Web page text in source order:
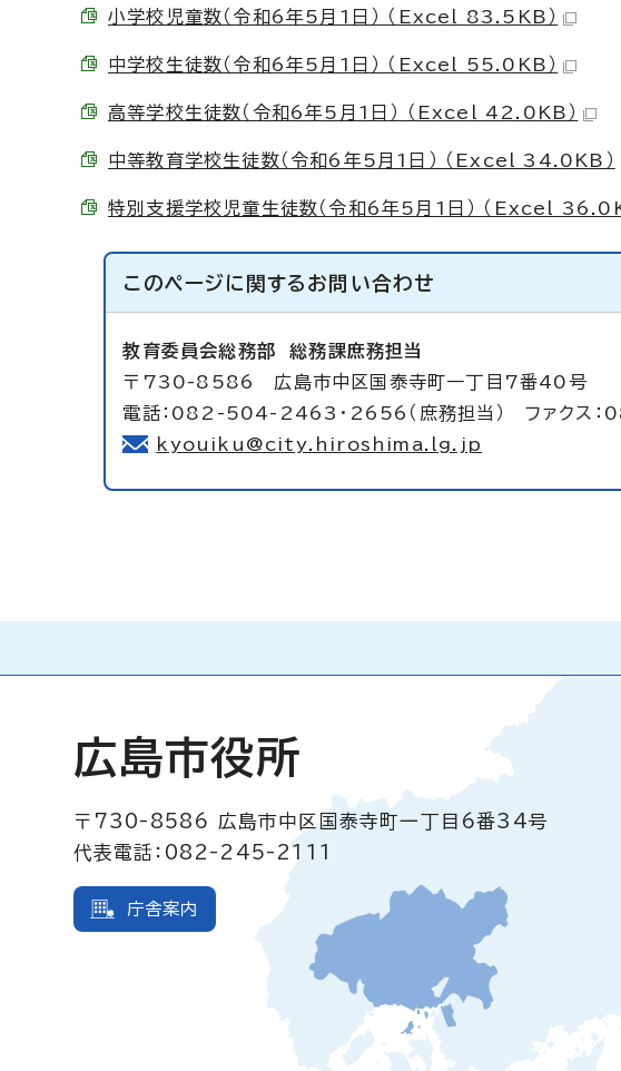
小学校児童数（令和6年5月1日） （Excel 83.5KB）
中学校生徒数（令和6年5月1日） （Excel 55.0KB）
高等学校生徒数（令和6年5月1日） （Excel 42.0KB）
中等教育学校生徒数（令和6年5月1日） （Excel 34.0KB）
特別支援学校児童生徒数（令和6年5月1日） （Excel
このページに関する お問い合わせ
教育委員会総務部総務課庶務担当
〒730-8586 広島市中区国泰寺町一丁目7番40号
電話：082-504-2463・2656（庶務担当） ファクス
kyouiku@city.hiroshima.lg.jp
広島市役所
〒730-8586
広島市中区国泰寺町一丁目6番34号
代表電話：082-245-2111
庁舎案内